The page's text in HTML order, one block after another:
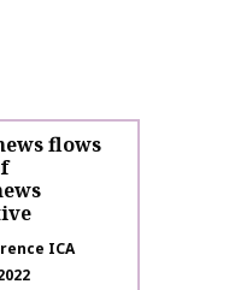
flows
ICA